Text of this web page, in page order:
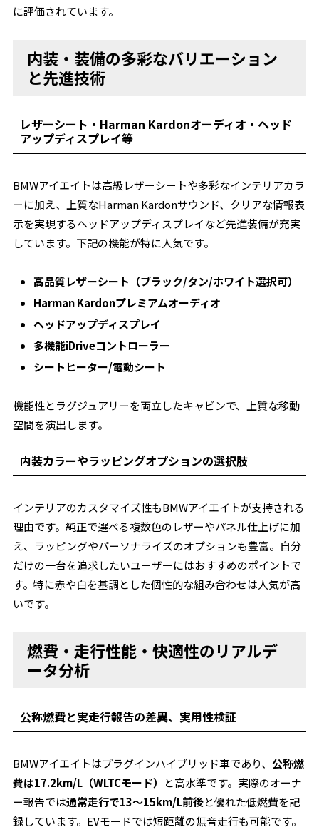
に評価されています。
内装・装備の多彩なバリエーション
と先進技術
レザーシート・Harman Kardonオーディオ・ヘッド
アップディスプレイ等
BMWアイエイトは高級レザーシートや多彩なインテリアカラ
ーに加え、上質なHarman Kardonサウンド、クリアな情報表
示を実現するヘッドアップディスプレイなど先進装備が充実
しています。下記の機能が特に人気です。
高品質レザーシート（ブラック/タン/ホワイト選択可）
Harman Kardonプレミアムオーディオ
ヘッドアップディスプレイ
多機能iDriveコントローラー
シートヒーター/電動シート
機能性とラグジュアリーを両立したキャビンで、上質な移動
空間を演出します。
内装カラーやラッピングオプションの選択肢
インテリアのカスタマイズ性もBMWアイエイトが支持される
理由です。純正で選べる複数色のレザーやパネル仕上げに加
え、ラッピングやパーソナライズのオプションも豊富。自分
だけの一台を追求したいユーザーにはおすすめのポイントで
す。特に赤や白を基調とした個性的な組み合わせは人気が高
いです。
燃費・走行性能・快適性のリアルデ
ータ分析
公称燃費と実走行報告の差異、実用性検証
BMWアイエイトはプラグインハイブリッド車であり、公称燃
費は17.2km/L（WLTCモード）
と高水準です。実際のオーナ
ー報告では通常走行で13〜15km/L前後と優れた低燃費を記
録しています。EVモードでは短距離の無音走行も可能です。